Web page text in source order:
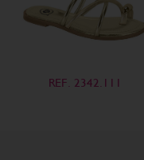
REF. 2342.111